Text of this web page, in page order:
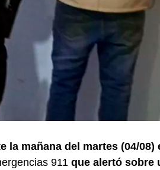
la mañana del martes (04/08)
911 que alertó sobre